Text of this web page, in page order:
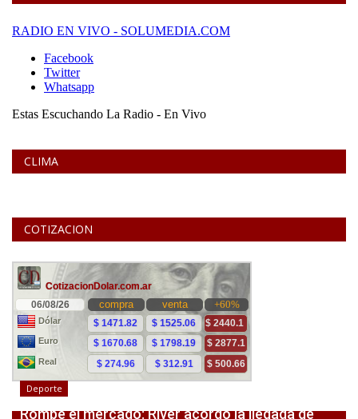
CLIMA
COTIZACION
Deporte
Rompe el mercado: River acordó la llegada de